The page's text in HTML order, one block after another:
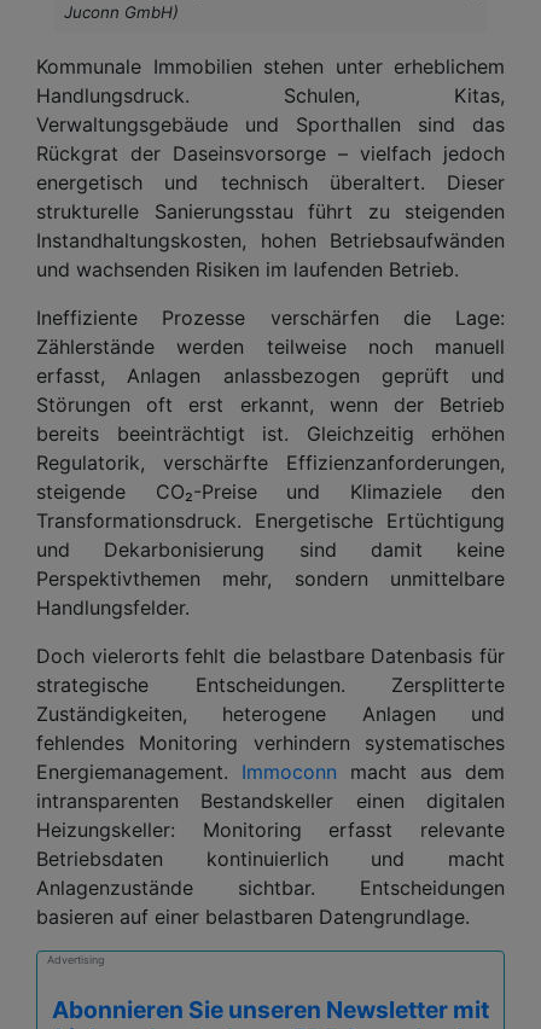
Juconn GmbH)
Kommunale Immobilien stehen unter erheblichem
Handlungsdruck. Schulen, Kitas,
Verwaltungsgebäude und Sporthallen sind das
Rückgrat der Daseinsvorsorge – vielfach jedoch
energetisch und technisch überaltert. Dieser
strukturelle Sanierungsstau führt zu steigenden
Instandhaltungskosten, hohen Betriebsaufwänden
und wachsenden Risiken im laufenden Betrieb.
Ineffiziente Prozesse verschärfen die Lage:
Zählerstände werden teilweise noch manuell
erfasst, Anlagen anlassbezogen geprüft und
Störungen oft erst erkannt, wenn der Betrieb
bereits beeinträchtigt ist. Gleichzeitig erhöhen
Regulatorik, verschärfte Effizienzanforderungen,
steigende CO₂-Preise und Klimaziele den
Transformationsdruck. Energetische Ertüchtigung
und Dekarbonisierung sind damit keine
Perspektivthemen mehr, sondern unmittelbare
Handlungsfelder.
Doch vielerorts fehlt die belastbare Datenbasis für
strategische Entscheidungen. Zersplitterte
Zuständigkeiten, heterogene Anlagen und
fehlendes Monitoring verhindern systematisches
Energiemanagement. Immoconn macht aus dem
intransparenten Bestandskeller einen digitalen
Heizungskeller: Monitoring erfasst relevante
Betriebsdaten kontinuierlich und macht
Anlagenzustände sichtbar. Entscheidungen
basieren auf einer belastbaren Datengrundlage.
Advertising
Abonnieren Sie unseren Newsletter mit